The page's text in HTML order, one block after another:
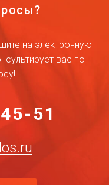
на электронную
вас по
51